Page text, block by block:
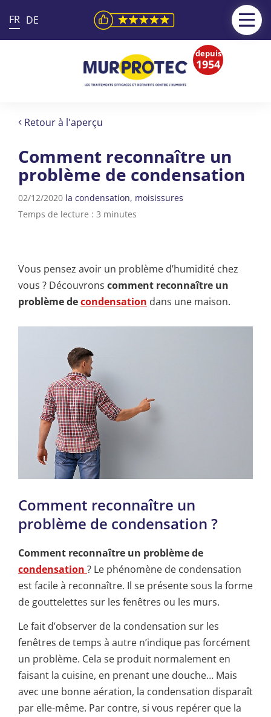
FR DE
depuis
1954
Retour à l'aperçu
Comment reconnaître un
problème de condensation
02/12/2020 la condensation moisissures
Temps de lecture : 3 minutes
Vous pensez avoir un problème d’humidité chez
vous ? Découvrons comment reconnaître un
problème decondensation dans une maison.
Comment reconnaître un
problème de condensation ?
Comment reconnaître un problème de
condensation ? Le phénomène de condensation
est facile à reconnaître. Il se présente sous la forme
de gouttelettes sur les fenêtres ou les murs.
Le fait d’observer de la condensation sur les
fenêtres de temps à autre n’indique pas forcément
un problème. Cela se produit normalement en
faisant la cuisine, en prenant une douche… Mais
avec une bonne aération, la condensation disparaît
par elle-même. Par contre, si vous repérer que la